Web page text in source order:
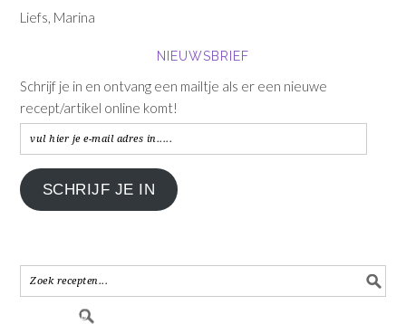
Liefs, Marina
NIEUWSBRIEF
Schrijf je in en ontvang een mailtje als er een nieuwe
recept/artikel online komt!
vul
hier
je
e-
in.....
SCHRIJF JE IN